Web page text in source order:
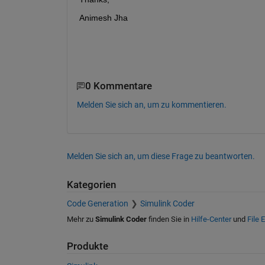
Animesh Jha
0 Kommentare
Melden Sie sich an, um zu kommentieren.
Melden Sie sich an, um diese Frage zu beantworten.
Kategorien
Code Generation Simulink Coder
Mehr zu Simulink Coderfinden Sie in Hilfe-Centerund File
Produkte